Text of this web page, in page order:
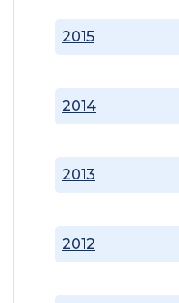
2012
2013
2014
2015